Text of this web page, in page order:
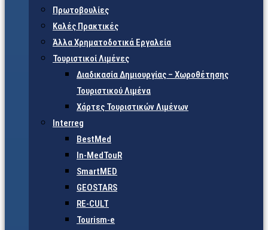
Πρωτοβουλίες
Καλές Πρακτικές
Άλλα Χρηματοδοτικά Εργαλεία
Τουριστικοί Λιμένες
Διαδικασία Δημιουργίας – Χωροθέτησης
Τουριστικού Λιμένα
Χάρτες Τουριστικών Λιμένων
Interreg
BestMed
In-MedTouR
SmartMED
GEOSTARS
RE-CULT
Tourism-e